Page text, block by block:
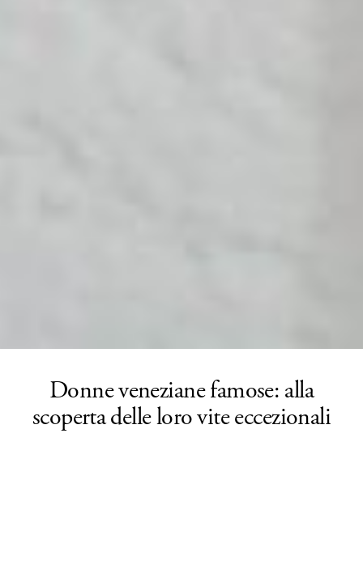
Donne veneziane famose: alla
scoperta delle loro vite eccezionali